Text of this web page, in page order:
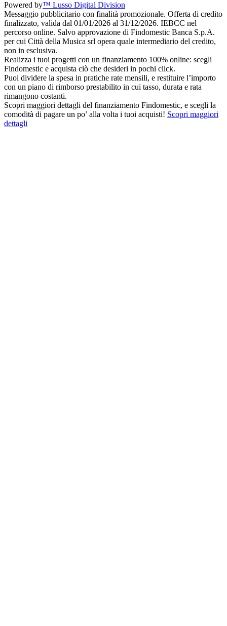
Powered by™ Lusso Digital Division
Messaggio pubblicitario con finalità promozionale. Offerta di credito
finalizzato, valida dal 01/01/2026 al 31/12/2026. IEBCC nel
percorso online. Salvo approvazione di Findomestic Banca S.p.A.
per cui Città della Musica srl opera quale intermediario del credito,
non in esclusiva.
Realizza i tuoi progetti con un finanziamento 100% online: scegli
Findomestic e acquista ciò che desideri in pochi click.
Puoi dividere la spesa in pratiche rate mensili, e restituire l’importo
con un piano di rimborso prestabilito in cui tasso, durata e rata
rimangono costanti.
Scopri maggiori dettagli del finanziamento Findomestic, e scegli la
comodità di pagare un po’ alla volta i tuoi acquisti! Scopri maggiori
dettagli